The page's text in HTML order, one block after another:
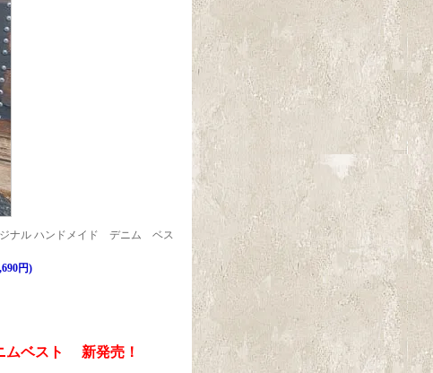
ジナル ハンドメイド デニム ベス
円)
ムベスト 新発売！